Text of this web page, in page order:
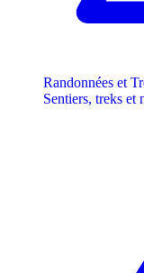
Randonnées et
Sentiers, treks et